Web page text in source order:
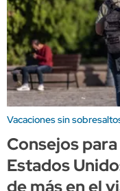
Vacaciones sin
Consejos
Estados
de más en el